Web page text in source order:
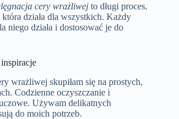
cery wrażliwej to długi proces.
działa dla wszystkich. Każdy
niego działa i dostosować je do
wrażliwej skupiłam się na prostych,
Codzienne oczyszczanie i
Używam delikatnych
do moich potrzeb.